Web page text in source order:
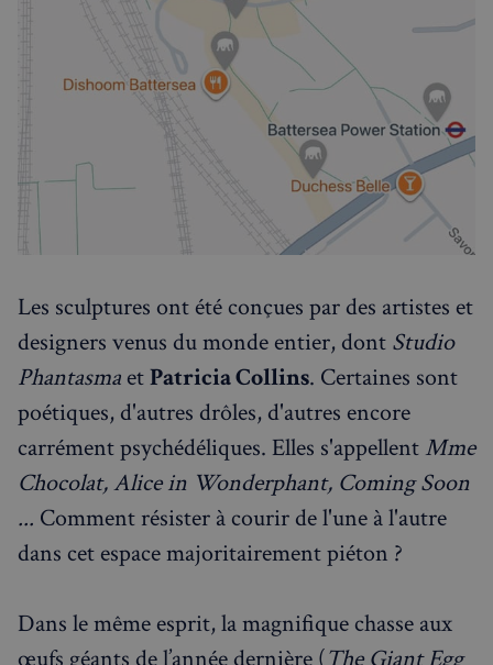
Les sculptures ont été conçues par des artistes et
designers venus du monde entier, dont Studio
Phantasma etPatricia Collins. Certaines sont
poétiques, d'autres drôles, d'autres encore
carrément psychédéliques. Elles s'appellentMme
Chocolat,Alice in Wonderphant, Coming Soon
... Comment résister à courir de l'une à l'autre
dans cet espace majoritairement piéton ?
Dans le même esprit, la magnifique chasse aux